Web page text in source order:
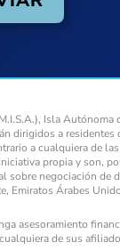
Isla
dirigidos a residentes
a cualquiera de
propia y son,
negociación de
Emiratos Árabes
asesoramiento
de sus